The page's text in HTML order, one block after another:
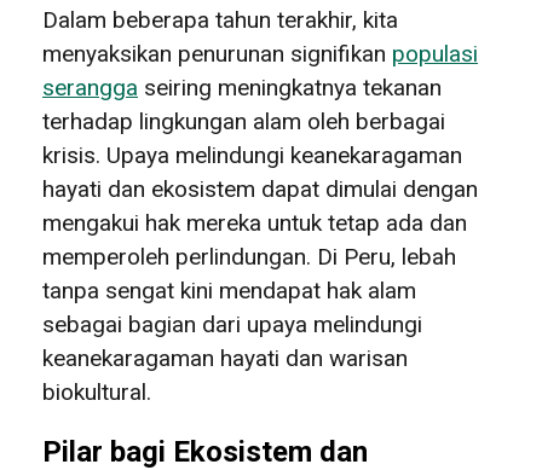
Dalam beberapa tahun terakhir, kita
menyaksikan penurunan signifikan populasi
serangga seiring meningkatnya tekanan
terhadap lingkungan alam oleh berbagai
krisis. Upaya melindungi keanekaragaman
hayati dan ekosistem dapat dimulai dengan
mengakui hak mereka untuk tetap ada dan
memperoleh perlindungan. Di Peru, lebah
tanpa sengat kini mendapat hak alam
sebagai bagian dari upaya melindungi
keanekaragaman hayati dan warisan
biokultural.
Pilar bagi Ekosistem dan